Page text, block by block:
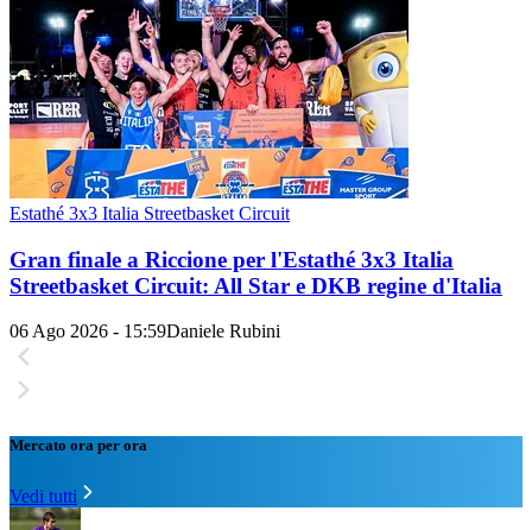
Estathé 3x3 Italia Streetbasket Circuit
Gran finale a Riccione per l'Estathé 3x3 Italia
Streetbasket Circuit: All Star e DKB regine d'Italia
06 Ago 2026 - 15:59Daniele Rubini
Mercato ora per ora
Vedi tutti